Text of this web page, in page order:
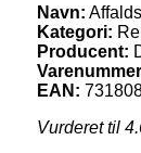
Navn:
Kategori:
Producent:
EAN:
Vurderet til